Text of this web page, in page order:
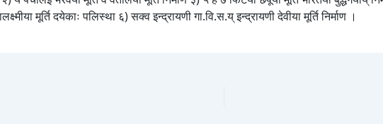
मूर्ति दयेकाः पलिस्था ६) सक्व इन्द्रायणी गा.वि.स.य् इन्द्रायणी देवीया मूर्ति निर्माण ।